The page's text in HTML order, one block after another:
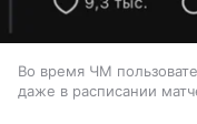
Во время ЧМ
даже в расписании